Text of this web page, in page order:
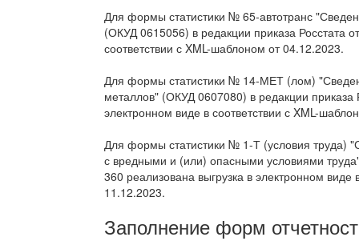
Для формы статистики № 65-автотранс
(ОКУД 0615056) в редакции приказа Росстата
соответствии с XML-шаблоном от 04.12.2023.
Для формы статистики № 14-МЕТ (лом)
металлов" (ОКУД 0607080) в редакции
электронном виде в соответствии с XML-
Для формы статистики № 1-Т (условия труда)
с вредными и (или) опасными условиями
360 реализована выгрузка в электронном
11.12.2023.
Заполнение форм